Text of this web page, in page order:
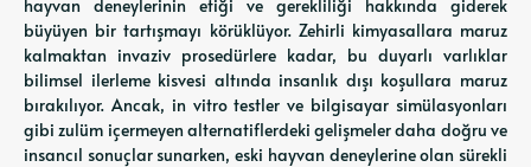
hayvan deneylerinin etiği ve gerekliliği hakkında giderek
büyüyen bir tartışmayı körüklüyor. Zehirli kimyasallara maruz
kalmaktan invaziv prosedürlere kadar, bu duyarlı varlıklar
bilimsel ilerleme kisvesi altında insanlık dışı koşullara maruz
bırakılıyor. Ancak, in vitro testler ve bilgisayar simülasyonları
gibi zulüm içermeyen alternatiflerdeki gelişmeler daha doğru ve
insancıl sonuçlar sunarken, eski hayvan deneylerine olan sürekli